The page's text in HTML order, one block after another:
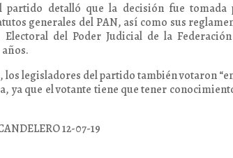
partido detalló que la decisión fue
generales del PAN, así como sus
del Poder Judicial de la
los legisladores del partido también votaron
ya que el votante tiene que tener
12-07-19